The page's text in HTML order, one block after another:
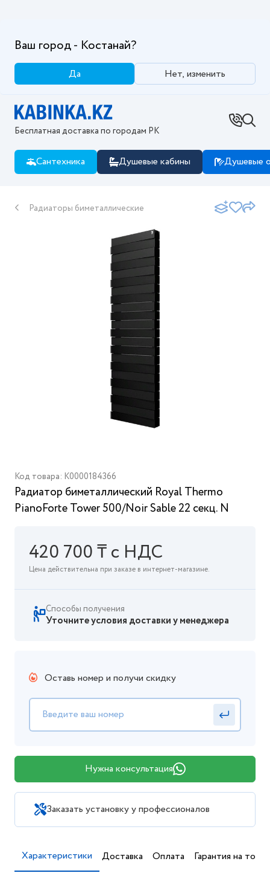
Ваш город - Костанай?
Да Нет, изменить
Бесплатная доставка по городам РК
Сантехника Душевые кабины Душевые
Радиаторы биметаллические
Код товара: K0000184366
Радиатор биметаллический Royal Thermo
PianoForte Tower 500/Noir Sable 22 секц. N
420 700 ₸ с НДС
Цена действительна при заказе в интернет-магазине.
Способы получения
Уточните условия доставки у менеджера
Оставь номер и получи скидку
Нужна консультация
Заказать установку у профессионалов
Характеристики Доставка Оплата Гарантия на товар